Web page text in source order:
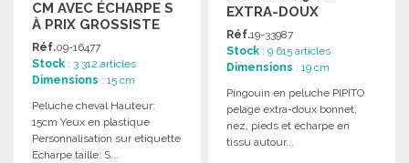
CM AVEC ÉCHARPE S
À PRIX GROSSISTE
Réf.09-16477
Stock : 3 312 articles
Dimensions : 15 cm
Peluche cheval Hauteur:
15cm Yeux en plastique
Personnalisation sur etiquette
Echarpe taille: S...
EXTRA-DOUX
Réf.19-33987
Stock : 9 615 articles
Dimensions : 19 cm
Pingouin en peluche PIPITO
pelage extra-doux bonnet,
nez, pieds et écharpe en
tissu autour...